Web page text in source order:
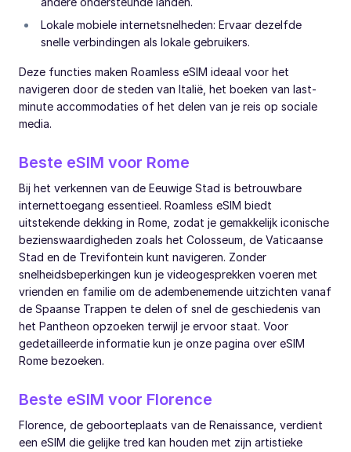
Lokale mobiele internetsnelheden: Ervaar dezelfde
snelle verbindingen als lokale gebruikers.
Deze functies maken Roamless eSIM ideaal voor het
navigeren door de steden van Italië, het boeken van last-
minute accommodaties of het delen van je reis op sociale
media.
Beste eSIM voor Rome
Bij het verkennen van de Eeuwige Stad is betrouwbare
internettoegang essentieel. Roamless eSIM biedt
uitstekende dekking in Rome, zodat je gemakkelijk iconische
bezienswaardigheden zoals het Colosseum, de Vaticaanse
Stad en de Trevifontein kunt navigeren. Zonder
snelheidsbeperkingen kun je videogesprekken voeren met
vrienden en familie om de adembenemende uitzichten vanaf
de Spaanse Trappen te delen of snel de geschiedenis van
het Pantheon opzoeken terwijl je ervoor staat. Voor
gedetailleerde informatie kun je onze pagina over eSIM
Rome bezoeken.
Beste eSIM voor Florence
Florence, de geboorteplaats van de Renaissance, verdient
een eSIM die gelijke tred kan houden met zijn artistieke